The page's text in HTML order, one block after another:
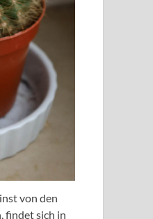
von den
findet sich in